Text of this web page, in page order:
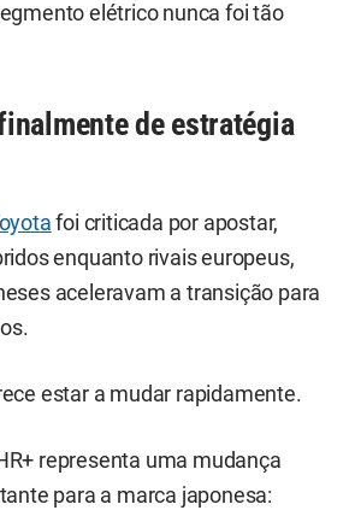
elétrico nunca foi tão
de estratégia
foi criticada por apostar,
enquanto rivais europeus,
aceleravam a transição para
estar a mudar rapidamente.
representa uma mudança
para a marca japonesa: